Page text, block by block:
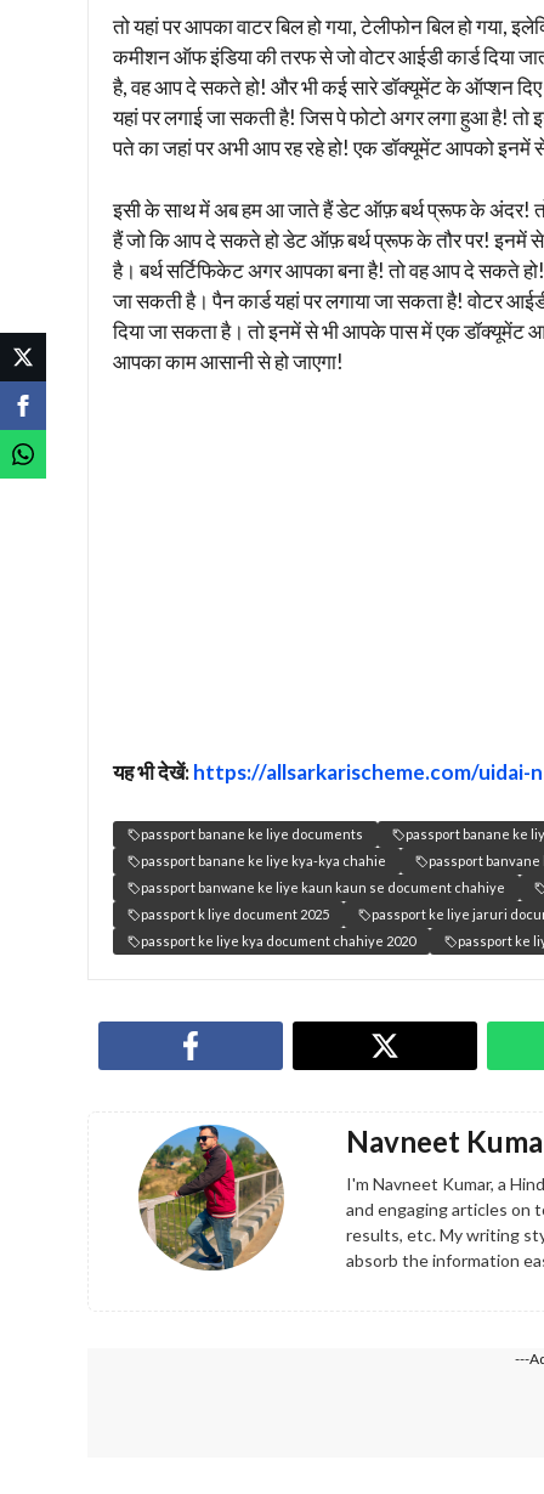
तो यहां पर आपका वाटर बिल हो गया, टेलीफोन बिल हो गया,
कमीशन ऑफ इंडिया की तरफ से जो वोटर आईडी कार्ड दिया
है, वह आप दे सकते हो! और भी कई सारे डॉक्यूमेंट के ऑप्शन दिए
यहां पर लगाई जा सकती है! जिस पे फोटो अगर लगा हुआ है!
पते का जहां पर अभी आप रह रहे हो! एक डॉक्यूमेंट आपको इनमें से
इसी के साथ में अब हम आ जाते हैं डेट ऑफ़ बर्थ प्रूफ के अंदर! तो
हैं जो कि आप दे सकते हो डेट ऑफ़ बर्थ प्रूफ के तौर पर! इनमें
है। बर्थ सर्टिफिकेट अगर आपका बना है! तो वह आप दे सकते
जा सकती है। पैन कार्ड यहां पर लगाया जा सकता है! वोटर
दिया जा सकता है। तो इनमें से भी आपके पास में एक डॉक्यूमेंट
आपका काम आसानी से हो जाएगा!
यह भी देखें:https://allsarkarischeme.com/uidai-
passport banane ke liye documents
passport banane ke
passport banane ke liye kya-kya chahie
passport
passport banwane ke liye kaun kaun se document chahiye
passport k liye document 2025
passport ke liye jaruri
passport ke liye kya document chahiye 2020
passport ke
Navneet
I'm Navneet Kumar, a
and engaging articles on
results, etc. My writing
absorb the information
---